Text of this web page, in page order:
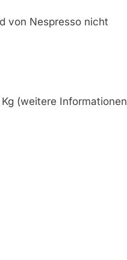
von Nespresso nicht
(weitere Informationen